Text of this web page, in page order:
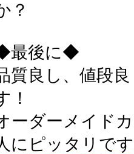
？
最後に◆
質良し、値段
！
ーダーメイド
にピッタリで